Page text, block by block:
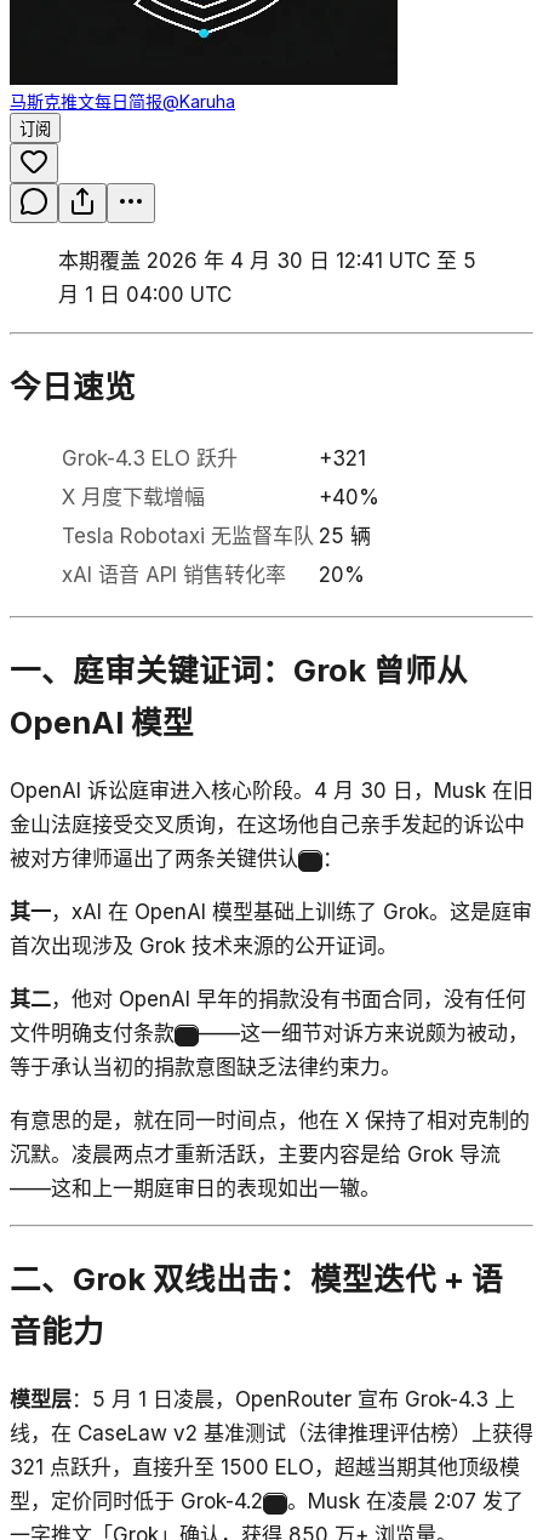
马斯克推文每日简报@Karuha
订阅
本期覆盖 2026 年 4 月 30 日 12:41 UTC 至 5
月 1 日 04:00 UTC
今日速览
Grok-4.3 ELO 跃升
+321
X 月度下载增幅
+40%
Tesla Robotaxi 无监督车队 25 辆
xAI 语音 API 销售转化率
20%
一、庭审关键证词：Grok 曾师从
OpenAI 模型
OpenAI 诉讼庭审进入核心阶段。4 月 30 日，Musk 在旧
金山法庭接受交叉质询，在这场他自己亲手发起的诉讼中
被对方律师逼出了两条关键供认
：
其一，xAI 在 OpenAI 模型基础上训练了 Grok。这是庭审
首次出现涉及 Grok 技术来源的公开证词。
其二，他对 OpenAI 早年的捐款没有书面合同，没有任何
文件明确支付条款
——这一细节对诉方来说颇为被动，
等于承认当初的捐款意图缺乏法律约束力。
有意思的是，就在同一时间点，他在 X 保持了相对克制的
沉默。凌晨两点才重新活跃，主要内容是给 Grok 导流
——这和上一期庭审日的表现如出一辙。
二、Grok 双线出击：模型迭代 + 语
音能力
模型层：5 月 1 日凌晨，OpenRouter 宣布 Grok-4.3 上
线，在 CaseLaw v2 基准测试（法律推理评估榜）上获得
321 点跃升，直接升至 1500 ELO，超越当期其他顶级模
型，定价同时低于 Grok-4.2
。Musk 在凌晨 2:07 发了